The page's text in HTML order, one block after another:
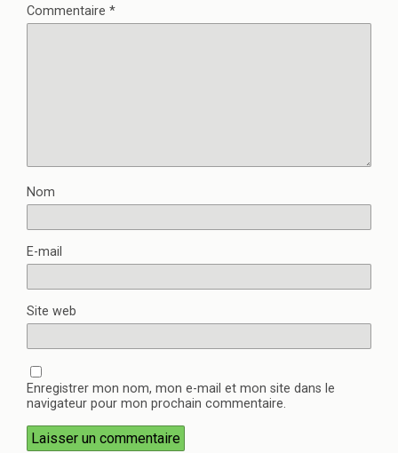
Commentaire *
Nom
E-mail
Site web
Enregistrer mon nom, mon e-mail et mon site dans le
navigateur pour mon prochain commentaire.